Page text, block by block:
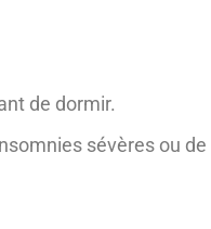
de dormir.
sévères ou